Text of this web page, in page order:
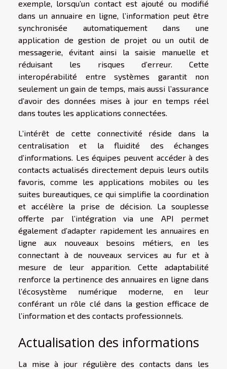
exemple, lorsqu’un contact est ajouté ou modifié
dans un annuaire en ligne, l’information peut être
synchronisée automatiquement dans une
application de gestion de projet ou un outil de
messagerie, évitant ainsi la saisie manuelle et
réduisant les risques d’erreur. Cette
interopérabilité entre systèmes garantit non
seulement un gain de temps, mais aussi l’assurance
d’avoir des données mises à jour en temps réel
dans toutes les applications connectées.
L’intérêt de cette connectivité réside dans la
centralisation et la fluidité des échanges
d’informations. Les équipes peuvent accéder à des
contacts actualisés directement depuis leurs outils
favoris, comme les applications mobiles ou les
suites bureautiques, ce qui simplifie la coordination
et accélère la prise de décision. La souplesse
offerte par l’intégration via une API permet
également d’adapter rapidement les annuaires en
ligne aux nouveaux besoins métiers, en les
connectant à de nouveaux services au fur et à
mesure de leur apparition. Cette adaptabilité
renforce la pertinence des annuaires en ligne dans
l’écosystème numérique moderne, en leur
conférant un rôle clé dans la gestion efficace de
l’information et des contacts professionnels.
Actualisation des informations
La mise à jour régulière des contacts dans les